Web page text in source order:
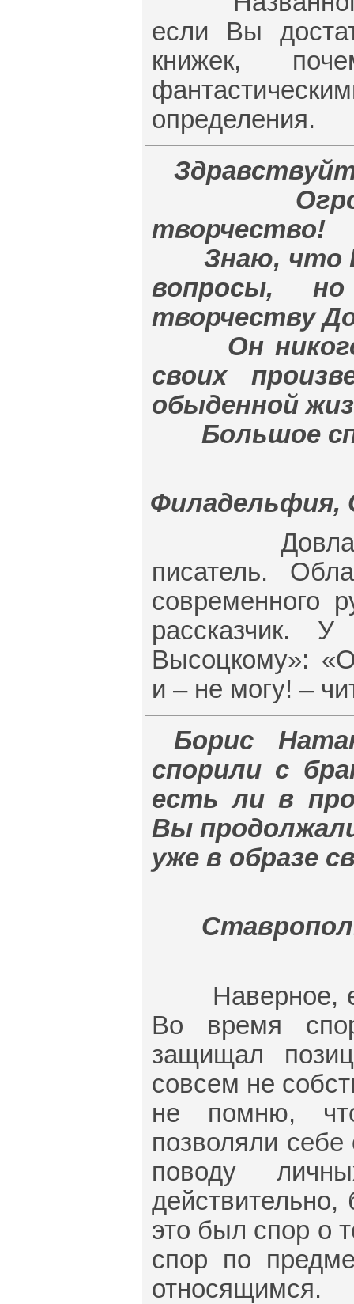
если Вы
книжек,
определения.
творчество!
Знаю, что
вопросы,
творчеству
Он никого
своих
обыденной
Большое
Филадельфия,
Довлатов
писатель.
современного
рассказчик.
Высоцкому»:
и – не могу! –
Борис
спорили с
есть ли в
Вы
уже в образе
Наверное,
Во время
защищал
совсем не
не помню,
позволяли
поводу
это был спор о
спор по
относящимся.